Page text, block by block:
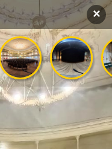
×